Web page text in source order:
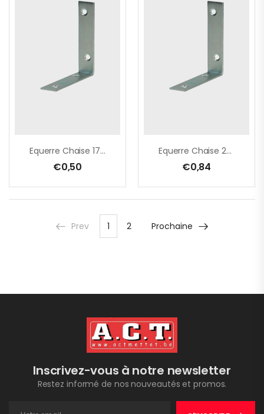
Equerre Chaise 17,5x75x75 Zn
€0,50
Equerre Chaise 20x100x100 Zn
€0,84
Prev 1 2 Prochaine
Inscrivez-vous à notre newsletter
Restez informé de nos nouveautés et promos.